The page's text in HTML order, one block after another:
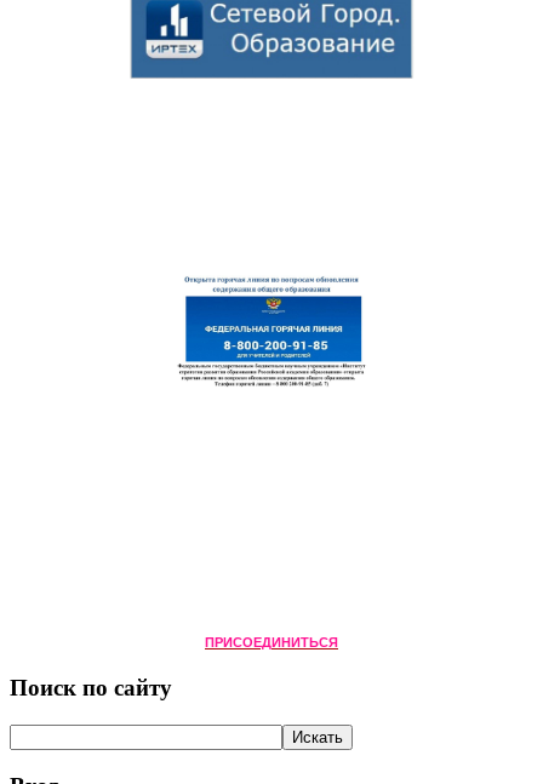
ПРИСОЕДИНИТЬСЯ
Поиск по сайту